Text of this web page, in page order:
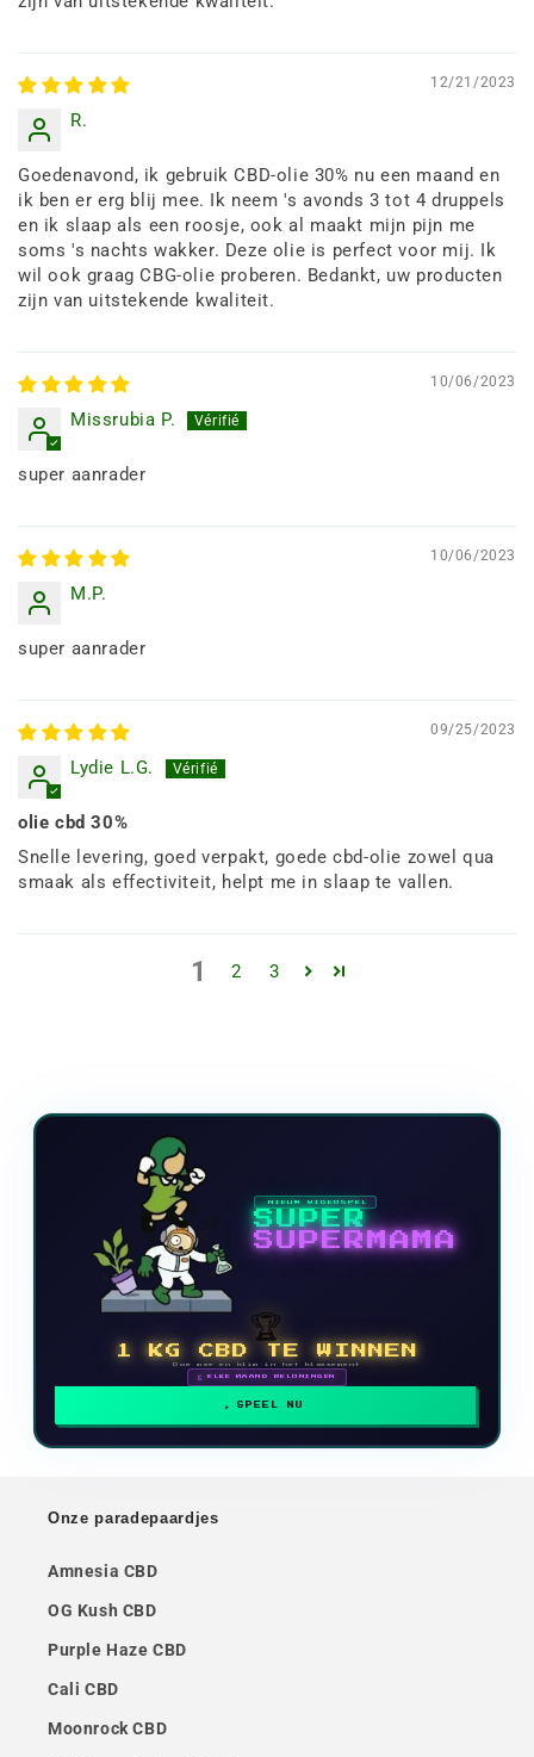
12/21/2023
R.
Goedenavond, ik gebruik CBD-olie 30% nu een maand en
ik ben er erg blij mee. Ik neem 's avonds 3 tot 4 druppels
en ik slaap als een roosje, ook al maakt mijn pijn me
soms 's nachts wakker. Deze olie is perfect voor mij. Ik
wil ook graag CBG-olie proberen. Bedankt, uw producten
zijn van uitstekende kwaliteit.
10/06/2023
Missrubia P.
super aanrader
10/06/2023
M.P.
super aanrader
09/25/2023
Lydie L.G.
olie cbd 30%
Snelle levering, goed verpakt, goede cbd-olie zowel qua
smaak als effectiviteit, helpt me in slaap te vallen.
1 2 3
NIEUW VIDEOSPEL
SUPER
SUPERMAMA
🏆
1 KG CBD TE WINNEN
Doe mee en klim in het klassement
🗓 ELKE MAAND BELONINGEN
SPEEL NU
Onze paradepaardjes
Amnesia CBD
OG Kush CBD
Purple Haze CBD
Cali CBD
Moonrock CBD